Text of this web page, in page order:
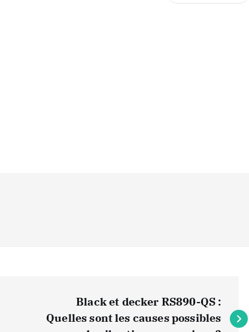
Black et decker RS890-QS :
Quelles sont les causes possibles